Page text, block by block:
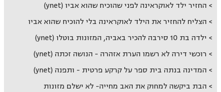
החזיר ילד לאוקראינה לפני שהוכיח שהוא אביו (ynet)
הצליח להחזיר את הילד לאוקראינה בלי להוכיח שהוא אביו
ילדה בת 10 סירבה להכיר באביה, המזונות בוטלו (ynet)
רוכשי דירה לא רשמו הערת אזהרה - הנושה זכתה (ynet)
המדינה בנתה בית ספר על קרקע פרטית - ותפנה (ynet)
הבת ביקשה למחוק את האב מחייה- לא ישלם מזונות